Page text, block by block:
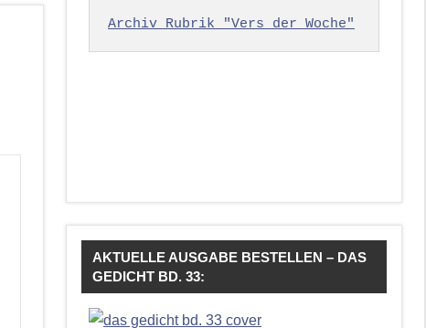
Archiv Rubrik "Vers der Woche"
AKTUELLE AUSGABE BESTELLEN – DAS
GEDICHT BD. 33: